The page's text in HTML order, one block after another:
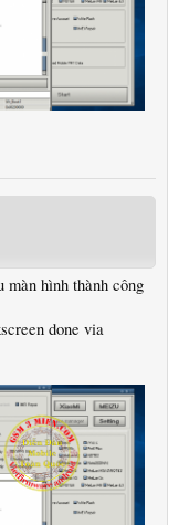
màn hình thành công
done via